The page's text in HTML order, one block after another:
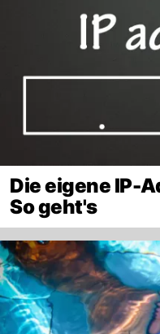
Die eigene IP-
So geht's